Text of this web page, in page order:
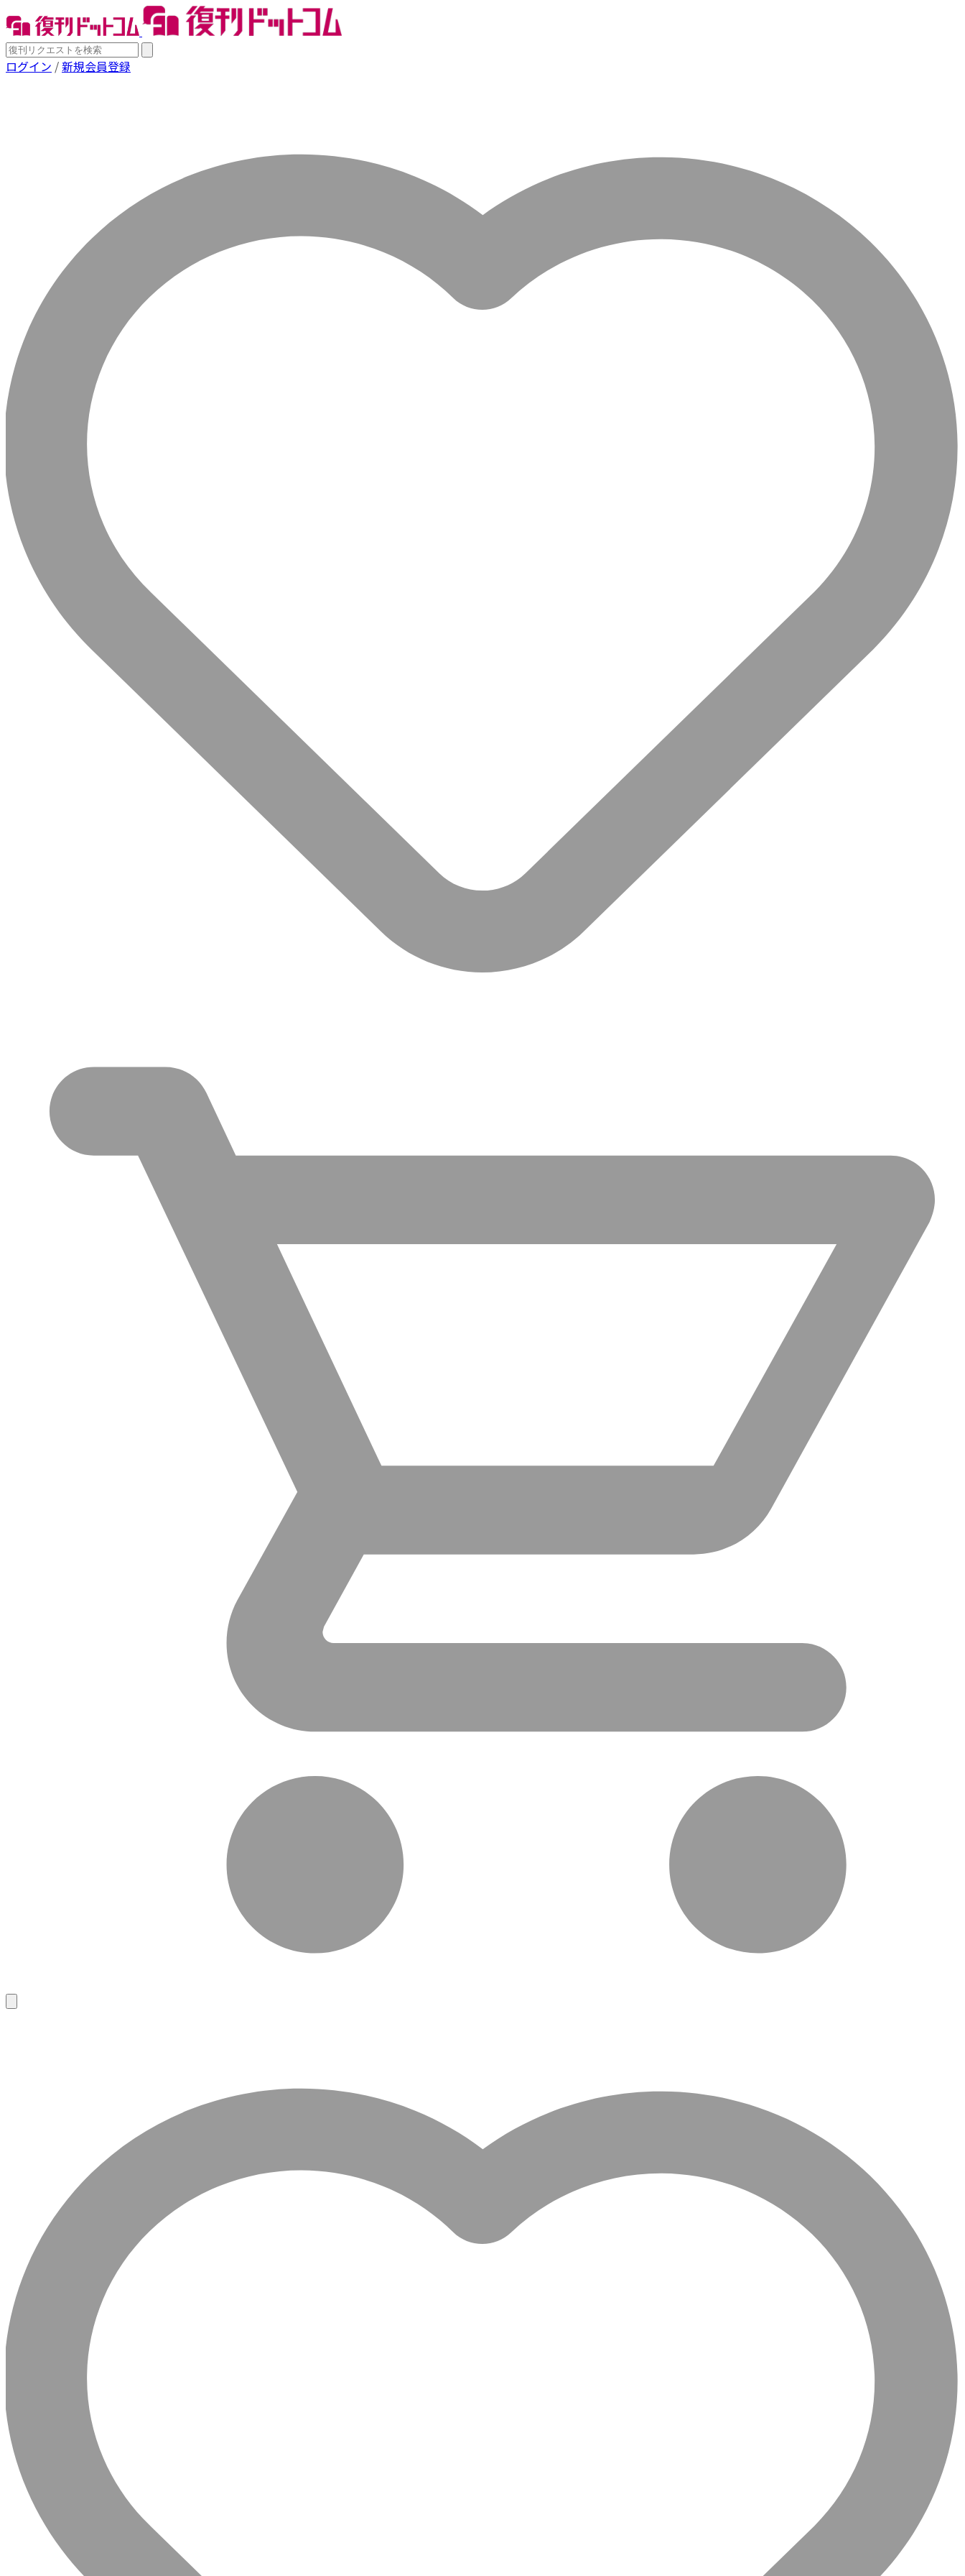
ログイン /新規会員登録